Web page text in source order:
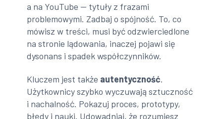
a na YouTube — tytuły z frazami
problemowymi. Zadbaj o spójność. To, co
mówisz w treści, musi być odzwierciedlone
na stronie lądowania, inaczej pojawi się
dysonans i spadek współczynników.
Kluczem jest także autentyczność.
Użytkownicy szybko wyczuwają sztuczność
i nachalność. Pokazuj proces, prototypy,
błędy i nauki. Udowadniaj, że rozumiesz